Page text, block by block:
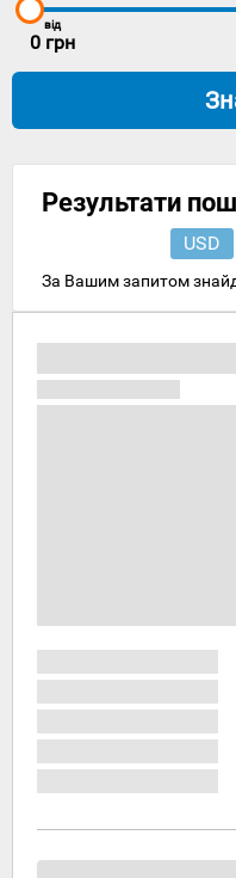
від
0 грн
Результати
USD
За Вашим запитом